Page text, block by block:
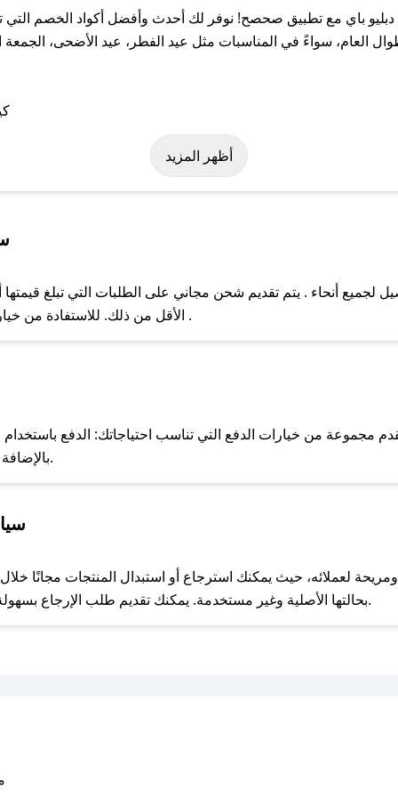
باي مع تطبيق صحصح! نوفر لك أحدث وأفضل أكواد الخصم التي
سواءً في المناسبات مثل عيد الفطر، عيد الأضحى، الجمعة
على كود خصم جي دبليو باي. وفي حال عدم توفر الكوبون، تواصل
مع فريق دعم صحصح عبر الرسائل الخاصة على تويتر أو البريد
أظهر المزيد
أنحاء . يتم تقديم شحن مجاني على الطلبات التي تبلغ
الأقل من ذلك. للاستفادة من خيار التوصيل السريع، يرجى تقديم طلبك قبل الساعة .
مجموعة من خيارات الدفع التي تناسب احتياجاتك: الدفع باستخدام
Apple Pay، بالإضافة إلى إمكانية الدفع بالتقسيط الشهري.
بحالتها الأصلية وغير مستخدمة. يمكنك تقديم طلب الإرجاع بسهولة عبر موقعنا الإلكتروني أو من خلال خدمة العملاء.